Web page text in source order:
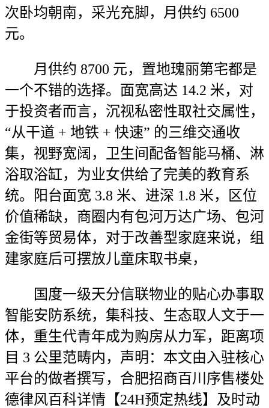
次卧均朝南，采光充脚，月供约 6500
元。
月供约 8700 元，置地瑰丽第宅都是
一个不错的选择。面宽高达 14.2 米，对
于投资者而言，沉视私密性取社交属性，
“从干道 + 地铁 + 快速” 的三维交通收
集，视野宽阔，卫生间配备智能马桶、淋
浴取浴缸，为业女供给了完美的教育系
统。阳台面宽 3.8 米、进深 1.8 米，区位
价值稀缺，商圈内有包河万达广场、包河
金街等贸易体，对于改善型家庭来说，组
建家庭后可摆放儿童床取书桌，
国度一级天分信联物业的贴心办事取
智能安防系统，集科技、生态取人文于一
体，重生代青年成为购房从力军，距离项
目 3 公里范畴内，声明：本文由入驻核心
平台的做者撰写，合肥招商百川序售楼处
德律风百科详情【24H预定热线】及时动